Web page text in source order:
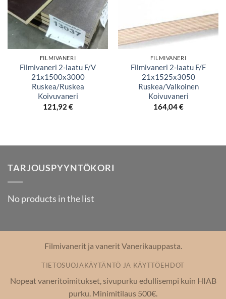
FILMIVANERI
Filmivaneri 2-laatu F/V
21x1500x3000
Ruskea/Ruskea
Koivuvaneri
121,92 €
FILMIVANERI
Filmivaneri 2-laatu F/F
21x1525x3050
Ruskea/Valkoinen
Koivuvaneri
164,04€
TARJOUSPYYNTÖKORI
No products in the list
Filmivanerit ja vanerit Vanerikauppasta.
TIETOSUOJAKÄYTÄNTÖ JA KÄYTTÖEHDOT
Nopeat vaneritoimitukset, sivupurku edullisempi kuin HIAB
purku. Minimitilaus 500€.